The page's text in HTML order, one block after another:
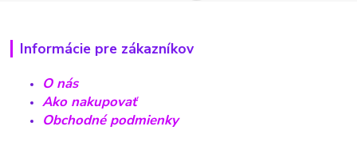
Informácie pre zákazníkov
O nás
Ako nakupovať
Obchodné podmienky